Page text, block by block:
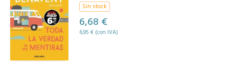
Sin stock
6,68 €
6,95 € (con IVA)